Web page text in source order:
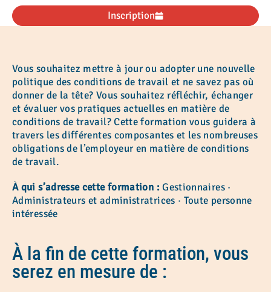
Inscription
Vous souhaitez mettre à jour ou adopter une nouvelle
politique des conditions de travail et ne savez pas où
donner de la tête? Vous souhaitez réfléchir, échanger
et évaluer vos pratiques actuelles en matière de
conditions de travail? Cette formation vous guidera à
travers les différentes composantes et les nombreuses
obligations de l’employeur en matière de conditions
de travail.
À qui s’adresse cette formation :Gestionnaires ·
Administrateurs et administratrices · Toute personne
intéressée
À la fin de cette formation, vous
serez en mesure de :